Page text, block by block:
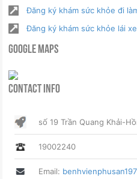
Đăng ký khám sức khỏe đi
Đăng ký khám sức khỏe lái xe
Google Maps
Contact Info
số 19 Trần Quang Khải-
19002240
Email: